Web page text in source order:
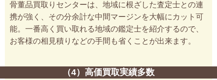
骨董品買取りセンターは、地域に根ざした査定士との連
携が強く、その分余計な中間マージンを大幅にカット可
能。一番高く買い取れる地域の鑑定士を紹介するので、
お客様の相見積りなどの手間も省くことが出来ます。
（4）高価買取実績多数